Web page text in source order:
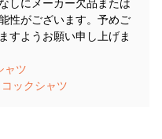
しにメーカー欠品または
性がございます。予めご
すようお願い申し上げま
ャツ
コックシャツ